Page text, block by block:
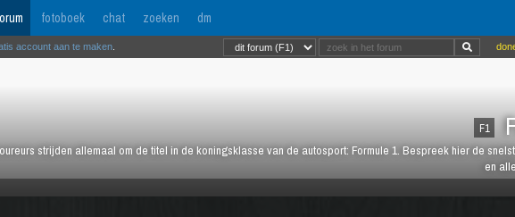
fotoboek chat zoeken dm
F1
strijden allemaal om de titel in de koningsklasse van de autosport: Formule 1. Bespreek hier de
en
account aan te maken